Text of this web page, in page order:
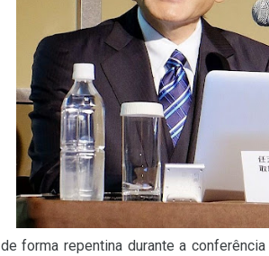
de forma repentina durante a